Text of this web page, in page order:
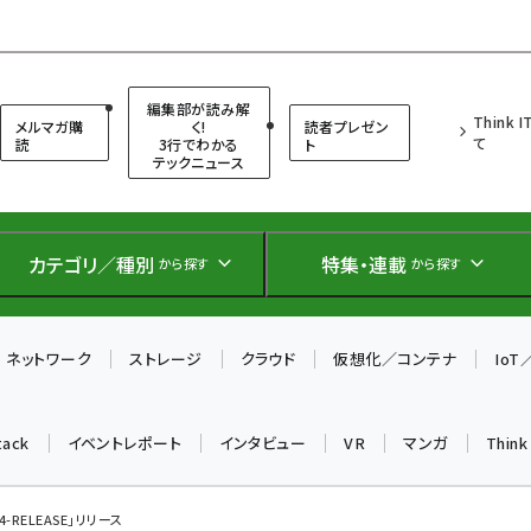
メルマガ購
読
編集部が読み解
く!
3行でわかる
テックニュース
読者プレゼン
ト
Think
て
カテゴリ／種別 から探す 特集・連載 から探す
ネットワーク ストレージ クラウド 仮想化／コンテナ IoT
イベントレポート インタビュー VR マンガ
RELEASE」リリース